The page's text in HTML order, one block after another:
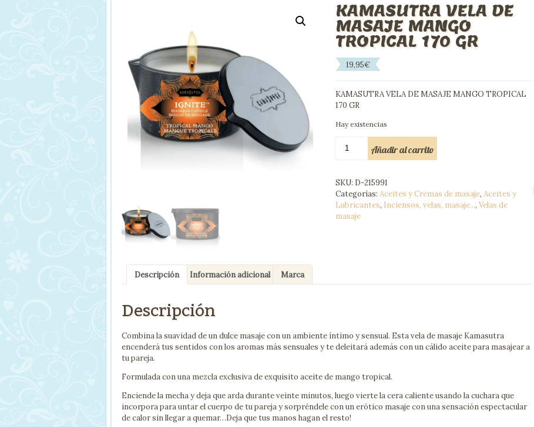
KAMASUTRA VELA DE
MASAJE MANGO
TROPICAL 170 GR
19,95€
KAMASUTRA VELA DE MASAJE MANGO TROPICAL
170 GR
Hay existencias
VELA
MANGO
TROPICAL
170
GR
Añadir al carrito
SKU: D-215991
Categorías: Aceites y Cremas de masaje, Aceites y
Lubricantes, Inciensos, velas, masaje..., Velas de
masaje
Descripción Información adicional Marca
Descripción
Combina la suavidad de un dulce masaje con un ambiente íntimo y sensual. Esta vela de masaje Kamasutra
encenderá tus sentidos con los aromas más sensuales y te deleitará además con un cálido aceite para masajear a
tu pareja.
Formulada con una mezcla exclusiva de exquisito aceite de mango tropical.
Enciende la mecha y deja que arda durante veinte minutos, luego vierte la cera caliente usando la cuchara que
incorpora para untar el cuerpo de tu pareja y sorpréndele con un erótico masaje con una sensación espectacular
de calor sin llegar a quemar…Deja que tus manos hagan el resto!